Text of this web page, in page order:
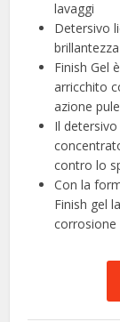
lavaggi
Detersivo
Finish Gel
arricchito
azione
Il
contro lo
Con la
Finish gel
corrosione